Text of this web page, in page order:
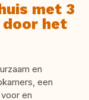
met 3
het
en
een
en